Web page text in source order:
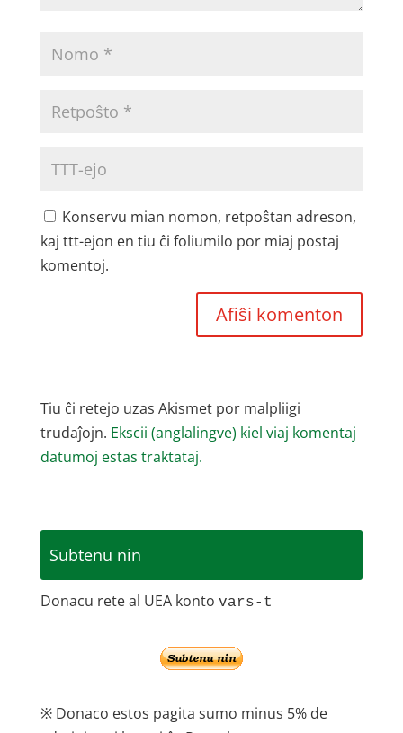
Konservu mian nomon, retpoŝtan adreson,
kaj ttt-ejon en tiu ĉi foliumilo por miaj postaj
komentoj.
Tiu ĉi retejo uzas Akismet por malpliigi
trudaĵojn. Ekscii (anglalingve) kiel viaj komentaj
datumoj estas traktataj.
Subtenu nin
Donacu rete al UEA konto vars-t
※ Donaco estos pagita sumo minus 5% de